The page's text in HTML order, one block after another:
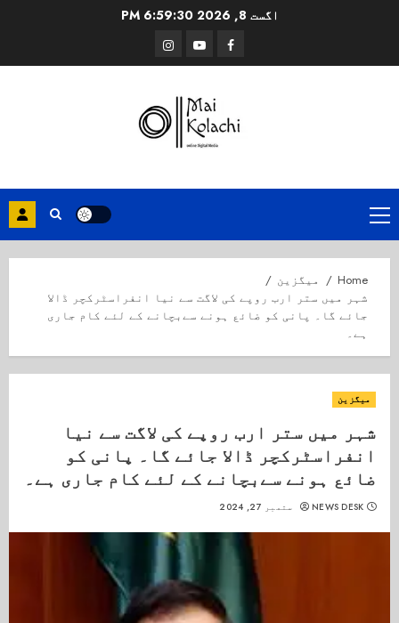
اگست 8, 2026 6:59:30 PM
Facebook
Youtube
Instagram
Primary
Menu
Home
میگزین
شہر میں ستر ارب روپے کی لاگت سے نیا انفراسٹرکچر ڈالا
جائے گا۔ پانی کو ضائع ہونے سےبچانے کے لئے کام جاری
ہے۔
میگزین
شہر میں ستر ارب روپے کی لاگت سے نیا
انفراسٹرکچر ڈالا جائے گا۔ پانی کو
ضائع ہونے سےبچانے کے لئے کام جاری ہے۔
NEWS DESK ستمبر 27, 2024